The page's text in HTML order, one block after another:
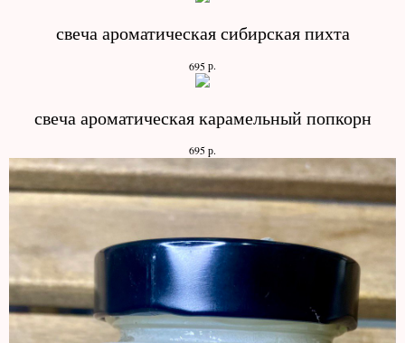
свеча ароматическая сибирская пихта
695р.
свеча ароматическая карамельный попкорн
695р.